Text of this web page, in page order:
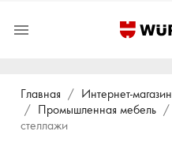

Главная Интернет-магазин
Промышленная мебель
стеллажи